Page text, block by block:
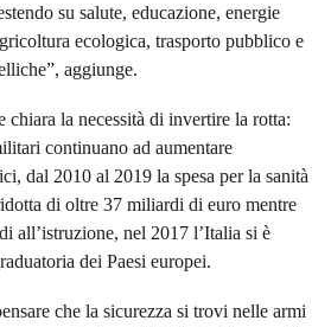
su salute, educazione, energie
ecologica, trasporto pubblico e
aggiunge.
chiara la necessità di invertire la rotta:
continuano ad aumentare
dal 2010 al 2019 la spesa per la sanità
di oltre 37 miliardi di euro mentre
all’istruzione, nel 2017 l’Italia si è
dei Paesi europei.
che la sicurezza si trovi nelle armi